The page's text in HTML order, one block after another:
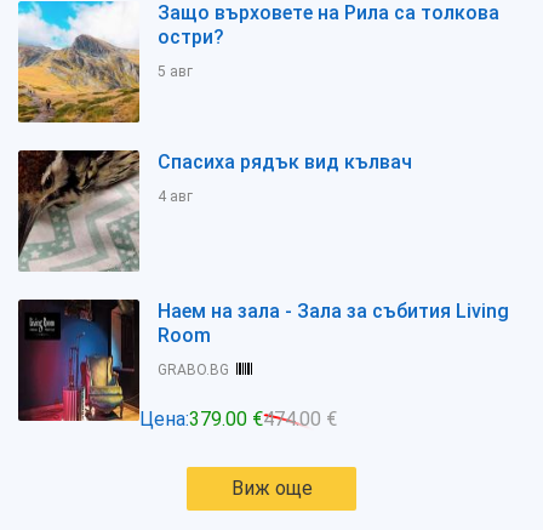
Защо върховете на Рила са толкова
остри?
5 авг
Спасиха рядък вид кълвач
4 авг
Наем на зала - Зала за събития Living
Room
GRABO.BG
Цена:379.00 €474.00 €
Виж още